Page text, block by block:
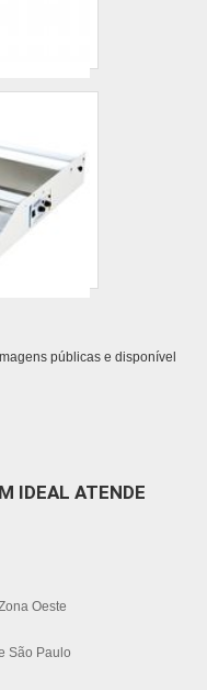
públicas e disponível
IDEAL ATENDE
Oeste
São Paulo